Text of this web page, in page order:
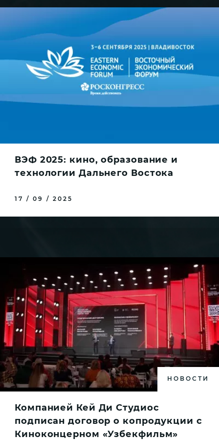
ВЭФ 2025: кино, образование и
технологии Дальнего Востока
17 / 09 / 2025
НОВОСТИ
Компанией Кей Ди Студиос
подписан договор о копродукции с
Киноконцерном «Узбекфильм»